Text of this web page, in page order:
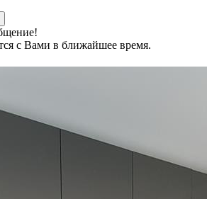
с Вами в ближайшее время.